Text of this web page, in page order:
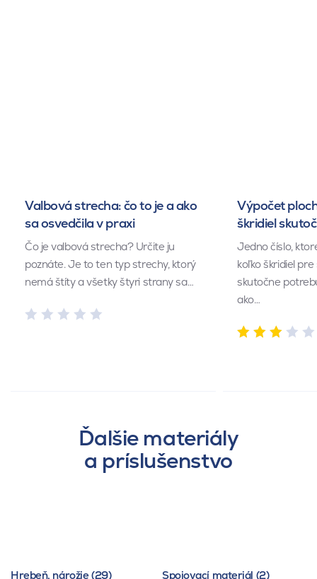
Valbová strecha: čo to je a ako
sa osvedčila v praxi
Čo je valbová strecha? Určite ju
poznáte. Je to ten typ strechy, ktorý
nemá štíty a všetky štyri strany sa…
Výpočet
škridiel
Jedno číslo,
koľko škridiel
skutočne
ako…
Ďalšie materiály
a príslušenstvo
Hrebeň, nárožie (29) Spojovací materiál (2)